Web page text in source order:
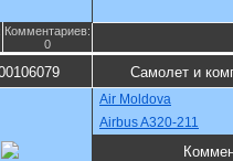
Комментариев:
0
Самолет и
Air Moldova
Airbus A320-211